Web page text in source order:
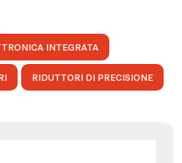
INTEGRATA
RIDUTTORI DI PRECISIONE